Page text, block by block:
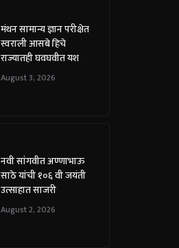
मंथन सामान्य ज्ञान परीक्षेत
स्वराली आसबे हिचे
राज्यातही घवघवीत यश
August 3, 2026
नवी सांगवीत अण्णाभाऊ
साठे यांची १०६ वी जयंती
उत्साहात साजरी
August 2, 2026